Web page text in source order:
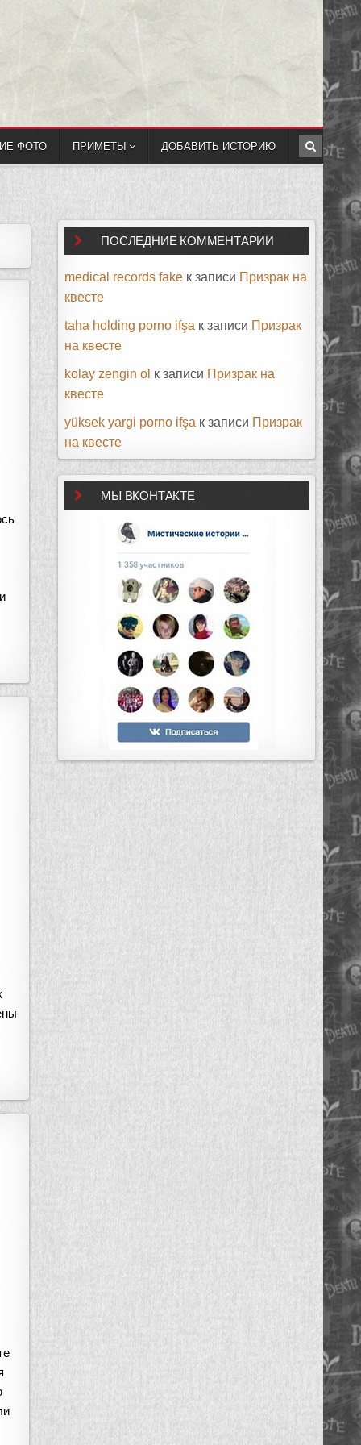
ФОТО ПРИМЕТЫ ДОБАВИТЬ ИСТОРИЮ
ПОСЛЕДНИЕ КОММЕНТАРИИ
medical records fake к записи Призрак на
квесте
taha holding porno ifşa к записи Призрак
на квесте
kolay zengin ol к записи Призрак на
квесте
yüksek yargi porno ifşa к записи Призрак
на квесте
МЫ ВКОНТАКТЕ